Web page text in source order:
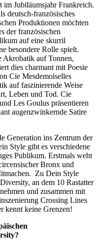
im Jubiläumsjahr Frankreich.
deutsch-französisches
Produktionen möchten
der französischen
auf eine skurril
besondere Rolle spielt.
Akrobatik auf Tonnen,
dies charmant mit Poesie
Cie Mesdemoiselles
auf faszinierende Weise
Leben und Tod. Cie
Les Goulus präsentieren
augenzwinkernde Satire
Generation ins Zentrum der
Style gibt es verschiedene
Publikum. Erstmals weht
Bronx und
Zu Dein Style
an dem 10 Rastatter
und zusammen mit
Crossing Lines
kennt keine Grenzen!